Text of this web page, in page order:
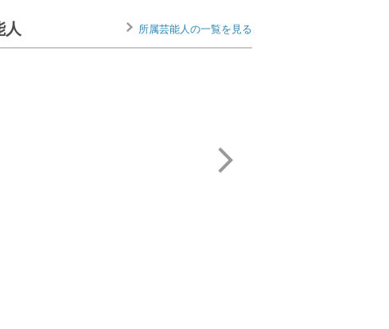
人 所属芸能人の一覧を見る